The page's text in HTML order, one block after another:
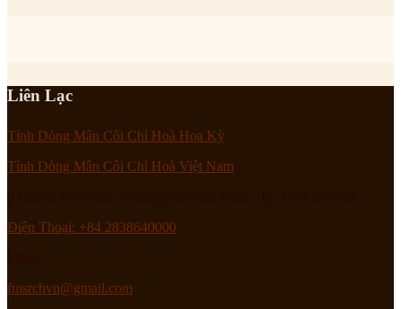
Liên Lạc
Tỉnh Dòng Mân Côi Chí Hoà Hoa Kỳ
Tỉnh Dòng Mân Côi Chí Hoà Việt Nam
Điện Thoại: +84 2838640000
fmsrchvn@gmail.com